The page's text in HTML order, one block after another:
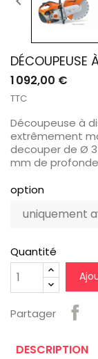
1 092,00 €
TTC
Découpeuse à
extrêmement
decouper de Ø
mm de
option
Quantité
Partager
DESCRIPTION